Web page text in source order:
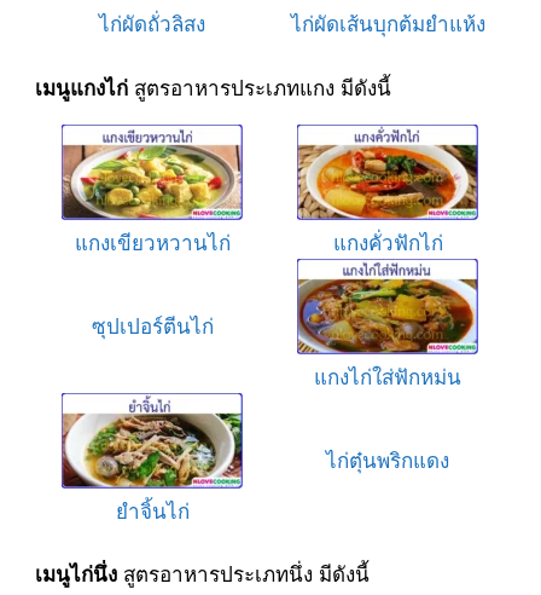
ไก่ผัดถั่วลิสง
ไก่ผัดเส้นบุกต้มยำแห้ง
เมนูแกงไก่สูตรอาหารประเภทแกง มีดังนี้
แกงเขียวหวานไก่ แกงคั่วฟักไก่
ซุปเปอร์ตีนไก่
แกงไก่ใส่ฟักหม่น
ยำจิ้นไก่
ไก่ตุ๋นพริกแดง
เมนูไก่นึ่งสูตรอาหารประเภทนึ่ง มีดังนี้